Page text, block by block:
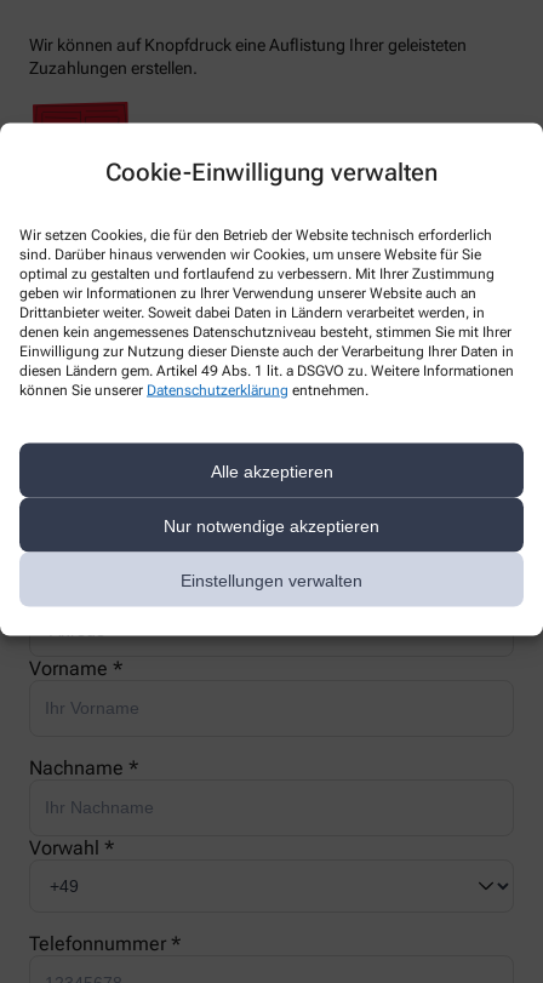
Cookie-Einwilligung verwalten
Wir setzen Cookies, die für den Betrieb der Website technisch erforderlich
sind. Darüber hinaus verwenden wir Cookies, um unsere Website für Sie
optimal zu gestalten und fortlaufend zu verbessern. Mit Ihrer Zustimmung
geben wir Informationen zu Ihrer Verwendung unserer Website auch an
Drittanbieter weiter. Soweit dabei Daten in Ländern verarbeitet werden, in
denen kein angemessenes Datenschutzniveau besteht, stimmen Sie mit Ihrer
Einwilligung zur Nutzung dieser Dienste auch der Verarbeitung Ihrer Daten in
diesen Ländern gem. Artikel 49 Abs. 1 lit. a DSGVO zu. Weitere Informationen
können Sie unserer Datenschutzerklärung entnehmen.
Alle akzeptieren
Nur notwendige akzeptieren
Einstellungen verwalten
Wir können auf Knopfdruck eine Auflistung Ihrer geleisteten
Zuzahlungen erstellen.
Nachweis Ihrer Befreiung
Wenn Sie einen Ausweis über die Befreiung der gesetzlichen
Zuzahlung haben, können wir diese Info speichern und Sie
müssen Ihren Ausweis nicht immer vorzeigen.
Kundenkarte beantragen
Jetzt schnell und einfach online beantragen und beim nächsten
Besuch bei uns in der Apotheke abholen.
Vorname *
Nachname *
Vorwahl *
Telefonnummer *